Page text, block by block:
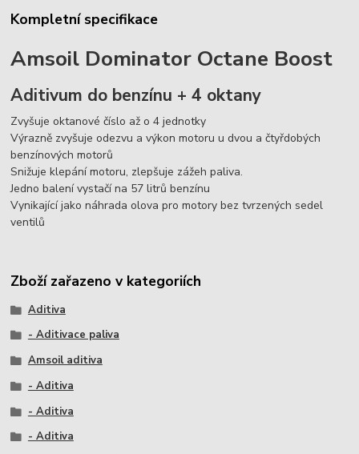
Kompletní specifikace
Amsoil Dominator Octane Boost
Aditivum do benzínu + 4 oktany
Zvyšuje oktanové číslo až o 4 jednotky
Výrazně zvyšuje odezvu a výkon motoru u dvou a čtyřdobých
benzínových motorů
Snižuje klepání motoru, zlepšuje zážeh paliva.
Jedno balení vystačí na 57 litrů benzínu
Vynikající jako náhrada olova pro motory bez tvrzených sedel
ventilů
Zboží zařazeno v kategoriích
Aditiva
- Aditivace paliva
Amsoil aditiva
- Aditiva
- Aditiva
- Aditiva